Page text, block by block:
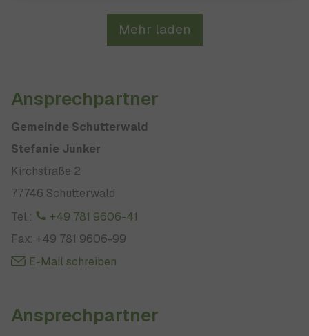
Mehr laden
Ansprechpartner
Gemeinde Schutterwald
Stefanie Junker
Kirchstraße 2
77746 Schutterwald
Tel.:
+49 781 9606-41
Fax: +49 781 9606-99
E-Mail schreiben
Ansprechpartner